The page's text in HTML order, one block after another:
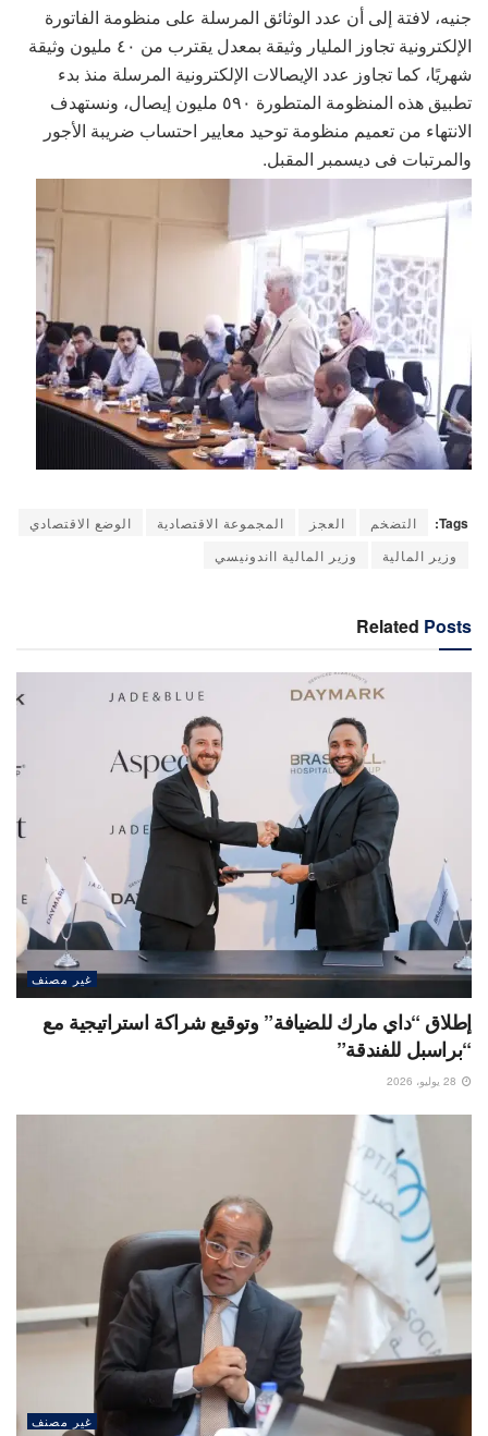
جنيه، لافتة إلى أن عدد الوثائق المرسلة على منظومة الفاتورة
الإلكترونية تجاوز المليار وثيقة بمعدل يقترب من ٤٠ مليون وثيقة
شهريًا، كما تجاوز عدد الإيصالات الإلكترونية المرسلة منذ بدء
تطبيق هذه المنظومة المتطورة ٥٩٠ مليون إيصال، ونستهدف
الانتهاء من تعميم منظومة توحيد معايير احتساب ضريبة الأجور
والمرتبات فى ديسمبر المقبل.
Tags: التضخم العجز المجموعة الاقتصادية
الوضع الاقتصادي
وزير المالية
وزير المالية ااندونيسي
Related Posts
غير مصنف
إطلاق “داي مارك للضيافة” وتوقيع شراكة استراتيجية مع
“براسبل للفندقة”
غير مصنف